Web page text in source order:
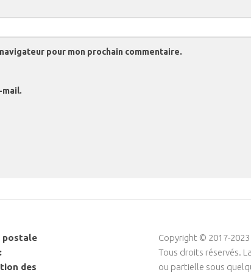
pour mon prochain commentaire.
postale
:
des
Copyright © 2017-
Tous droits réservés.
ou partielle sous